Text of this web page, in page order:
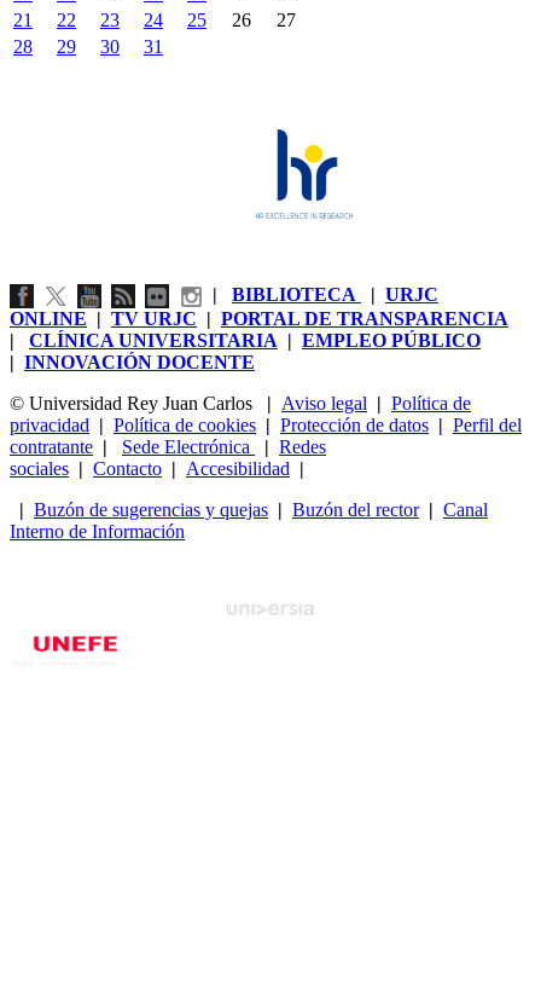
21
22 23 24 25 26
27
28
29 30 31
| BIBLIOTECA | URJC
ONLINE | TV URJC | PORTAL DE TRANSPARENCIA
| CLÍNICA UNIVERSITARIA | EMPLEO PÚBLICO
| INNOVACIÓN DOCENTE
© Universidad Rey Juan Carlos
| Aviso legal | Política de
privacidad | Política de cookies | Protección de datos | Perfil del
contratante | Sede Electrónica | Redes
sociales | Contacto | Accesibilidad |
| Buzón de sugerencias y quejas | Buzón del rector| Canal
Interno de Información